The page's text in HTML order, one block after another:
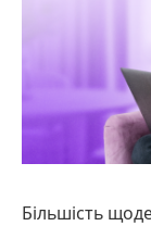
Більшість